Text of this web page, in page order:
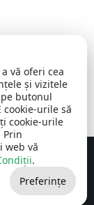
SRL
vă oferi cea
și vizitele
butonul
cookie-urile să
cookie-urile
Prin
web vă
.
Preferințe